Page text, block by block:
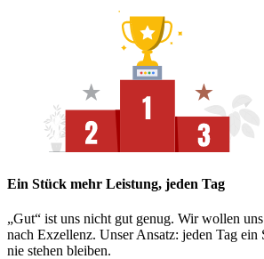
Ein Stück mehr Leistung, jeden Tag
„Gut“ ist uns nicht gut genug. Wir wollen uns
nach Exzellenz. Unser Ansatz: jeden Tag ein
nie stehen bleiben.